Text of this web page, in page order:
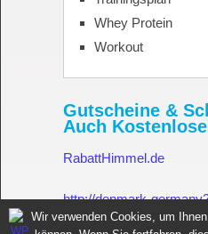
Whey Protein
Workout
Gutscheine &
Auch
RabattHimmel.de
http://denmark-
Wir verwenden Cookies, um